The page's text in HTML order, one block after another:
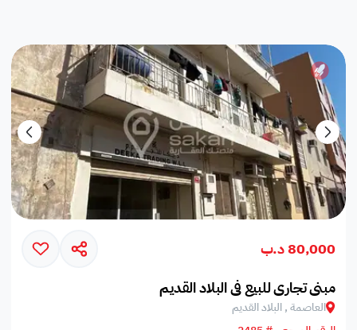
80,000 د.ب
مبنى تجاري للبيع في البلاد القديم
العاصمة , البلاد القديم